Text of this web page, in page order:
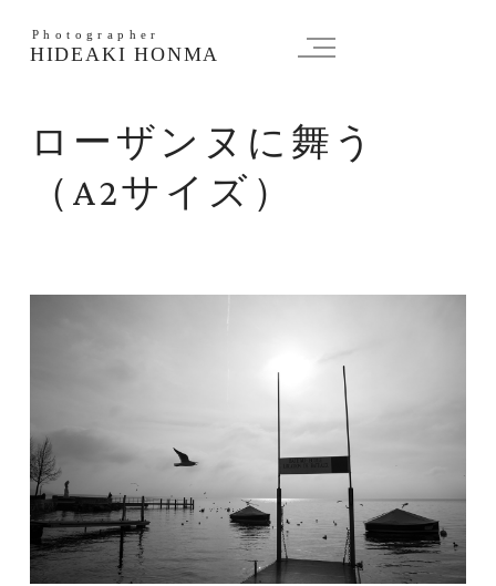
Photographer
HIDEAKI HONMA
ローザンヌに舞う
（A2サイズ）